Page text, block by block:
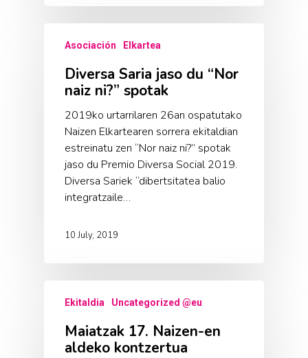
Asociación Elkartea
Diversa Saria jaso du “Nor
naiz ni?” spotak
2019ko urtarrilaren 26an ospatutako
Naizen Elkartearen sorrera ekitaldian
estreinatu zen “Nor naiz ni?” spotak
jaso du Premio Diversa Social 2019.
Diversa Sariek “dibertsitatea balio
integratzaile…
10 July, 2019
Ekitaldia Uncategorized @eu
Maiatzak 17. Naizen-en
aldeko kontzertua